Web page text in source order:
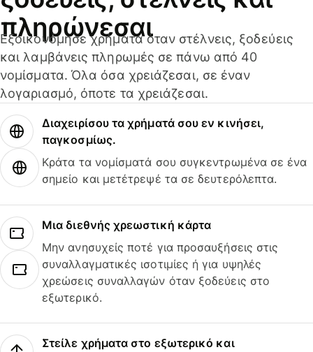
πληρώνεσαι
Εξοικονόμησε χρήματα όταν στέλνεις, ξοδεύεις
και λαμβάνεις πληρωμές σε πάνω από 40
νομίσματα. Όλα όσα χρειάζεσαι, σε έναν
λογαριασμό, όποτε τα χρειάζεσαι.
Διαχειρίσου τα χρήματά σου εν κινήσει,
παγκοσμίως.
Κράτα τα νομίσματά σου συγκεντρωμένα σε ένα
σημείο και μετέτρεψέ τα σε δευτερόλεπτα.
Μια διεθνής χρεωστική κάρτα
Μην ανησυχείς ποτέ για προσαυξήσεις στις
συναλλαγματικές ισοτιμίες ή για υψηλές
χρεώσεις συναλλαγών όταν ξοδεύεις στο
εξωτερικό.
Στείλε χρήματα στο εξωτερικό και